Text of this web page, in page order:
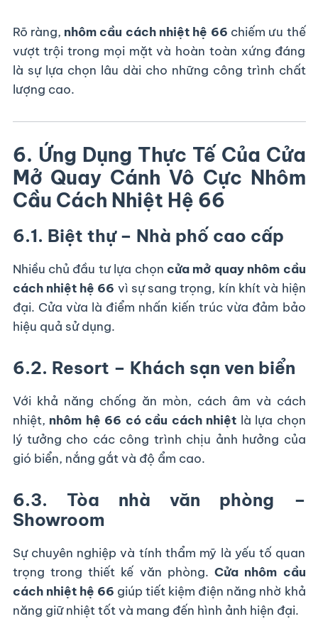
Rõ ràng, nhôm cầu cách nhiệt hệ 66 chiếm ưu thế
vượt trội trong mọi mặt và hoàn toàn xứng đáng
là sự lựa chọn lâu dài cho những công trình chất
lượng cao.
6. Ứng Dụng Thực Tế Của Cửa
Mở Quay Cánh Vô Cực Nhôm
Cầu Cách Nhiệt Hệ 66
6.1. Biệt thự – Nhà phố cao cấp
Nhiều chủ đầu tư lựa chọn cửa mở quay nhôm cầu
cách nhiệt hệ 66 vì sự sang trọng, kín khít và hiện
đại. Cửa vừa là điểm nhấn kiến trúc vừa đảm bảo
hiệu quả sử dụng.
6.2. Resort – Khách sạn ven biển
Với khả năng chống ăn mòn, cách âm và cách
nhiệt, nhôm hệ 66 có cầu cách nhiệt là lựa chọn
lý tưởng cho các công trình chịu ảnh hưởng của
gió biển, nắng gắt và độ ẩm cao.
6.3. Tòa nhà văn phòng –
Showroom
Sự chuyên nghiệp và tính thẩm mỹ là yếu tố quan
trọng trong thiết kế văn phòng. Cửa nhôm cầu
cách nhiệt hệ 66 giúp tiết kiệm điện năng nhờ khả
năng giữ nhiệt tốt và mang đến hình ảnh hiện đại.